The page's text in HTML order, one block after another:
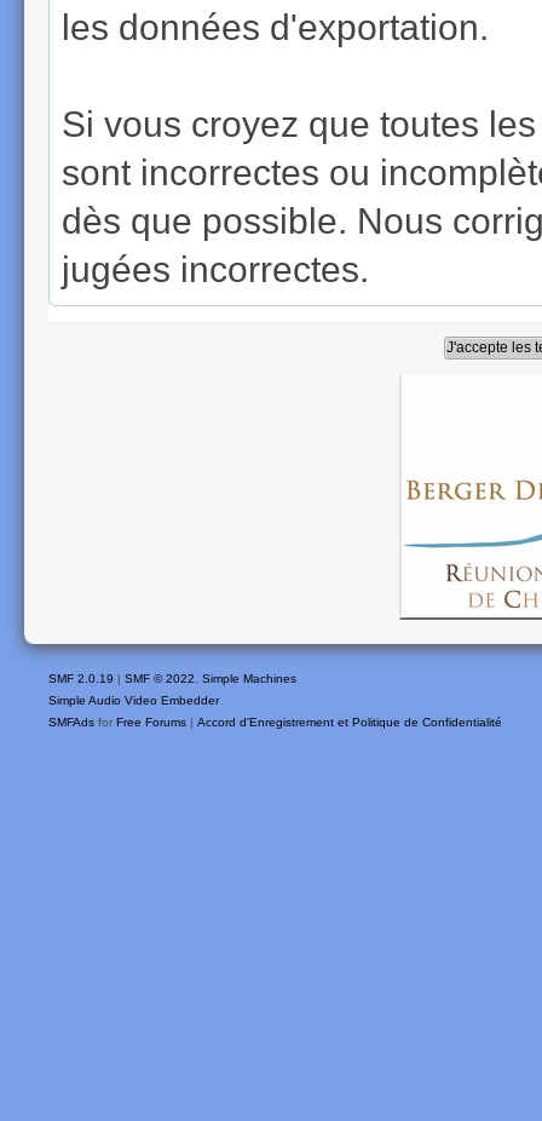
les données d'exportation.
Si vous croyez que toutes
sont incorrectes ou
dès que possible. Nous
jugées incorrectes.
SMF 2.0.19 | SMF © 2022, Simple Machines
Simple Audio Video Embedder
SMFAds for Free Forums | Accord d'Enregistrement et Politique de Confidentialité